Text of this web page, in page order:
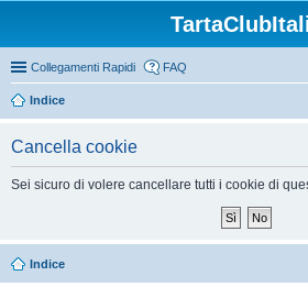
Collegamenti Rapidi FAQ
Indice
Cancella cookie
Sei sicuro di volere cancellare tutti i cookie di
Indice